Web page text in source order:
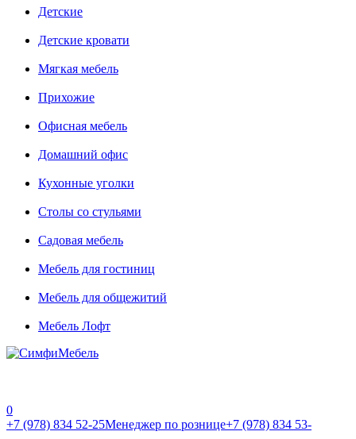
Детские
Детские кровати
Мягкая мебель
Прихожие
Офисная мебель
Домашний офис
Кухонные уголки
Столы со стульями
Садовая мебель
Мебель для гостиниц
Мебель для общежитий
Мебель Лофт
0
+7 (978) 834 52-25Менеджер по рознице+7 (978) 834 53-